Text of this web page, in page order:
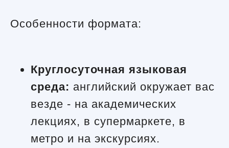
Особенности формата:
Круглосуточная языковая
среда: английский окружает вас
везде - на академических
лекциях, в супермаркете, в
метро и на экскурсиях.